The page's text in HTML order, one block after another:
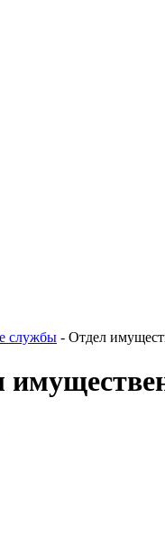
службы - Отдел